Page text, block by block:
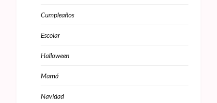
Cumpleaños
Escolar
Halloween
Mamá
Navidad